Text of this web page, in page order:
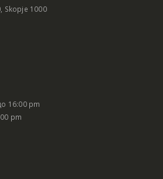
Батериски сет Ротирачки Чекан и Бормашина 20V
Skopje 1000
16:00 pm
pm